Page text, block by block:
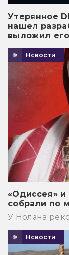
Утерянное
нашел
выложил его
Новости
«Одиссея» и
собрали по
У Нолана
Новости